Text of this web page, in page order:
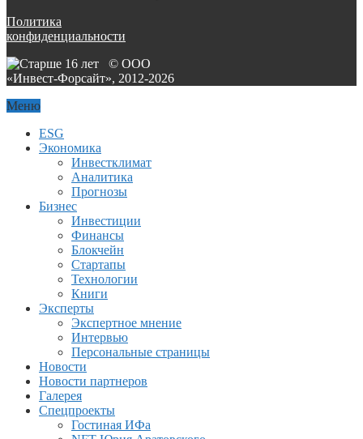
Политика
конфиденциальности
© ООО
«Инвест-Форсайт», 2012-2026
Меню
ESG
Экономика
Инвестклимат
Аналитика
Прогнозы
Бизнес
Инвестиции
Финансы
Блокчейн
Стартапы
Технологии
Книги
Эксперты
Экспертное мнение
Интервью
Персональные страницы
Новости
Новости партнеров
Галерея
Спецпроекты
Гостиная ИФа